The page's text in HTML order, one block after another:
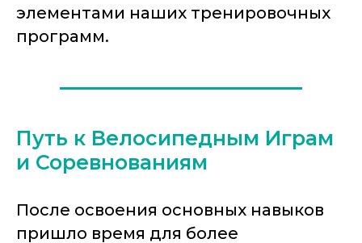
элементами наших тренировочных
программ.
Путь к Велосипедным Играм
и Соревнованиям
После освоения основных навыков
пришло время для более